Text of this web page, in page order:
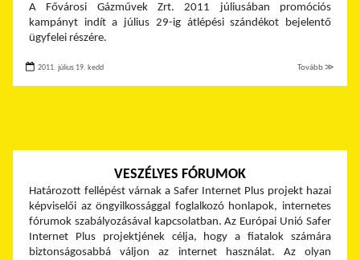
A Fővárosi Gázművek Zrt. 2011 júliusában promóciós
kampányt indít a július 29-ig átlépési szándékot bejelentő
ügyfelei részére.
2011. július 19. kedd Tovább ≫
VESZÉLYES FÓRUMOK
Határozott fellépést várnak a Safer Internet Plus projekt hazai
képviselői az öngyilkossággal foglalkozó honlapok, internetes
fórumok szabályozásával kapcsolatban. Az Európai Unió Safer
Internet Plus projektjének célja, hogy a fiatalok számára
biztonságosabbá váljon az internet használat. Az olyan